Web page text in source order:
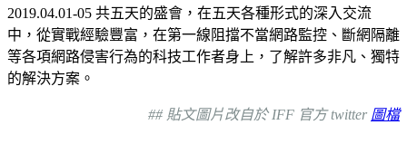
2019.04.01-05 共五天的盛會，在五天各種形式的深入交流
中，從實戰經驗豐富，在第一線阻擋不當網路監控、斷網隔離
等各項網路侵害行為的科技工作者身上，了解許多非凡、獨特
的解決方案。
## 貼文圖片改自於 IFF 官方 twitter 圖檔